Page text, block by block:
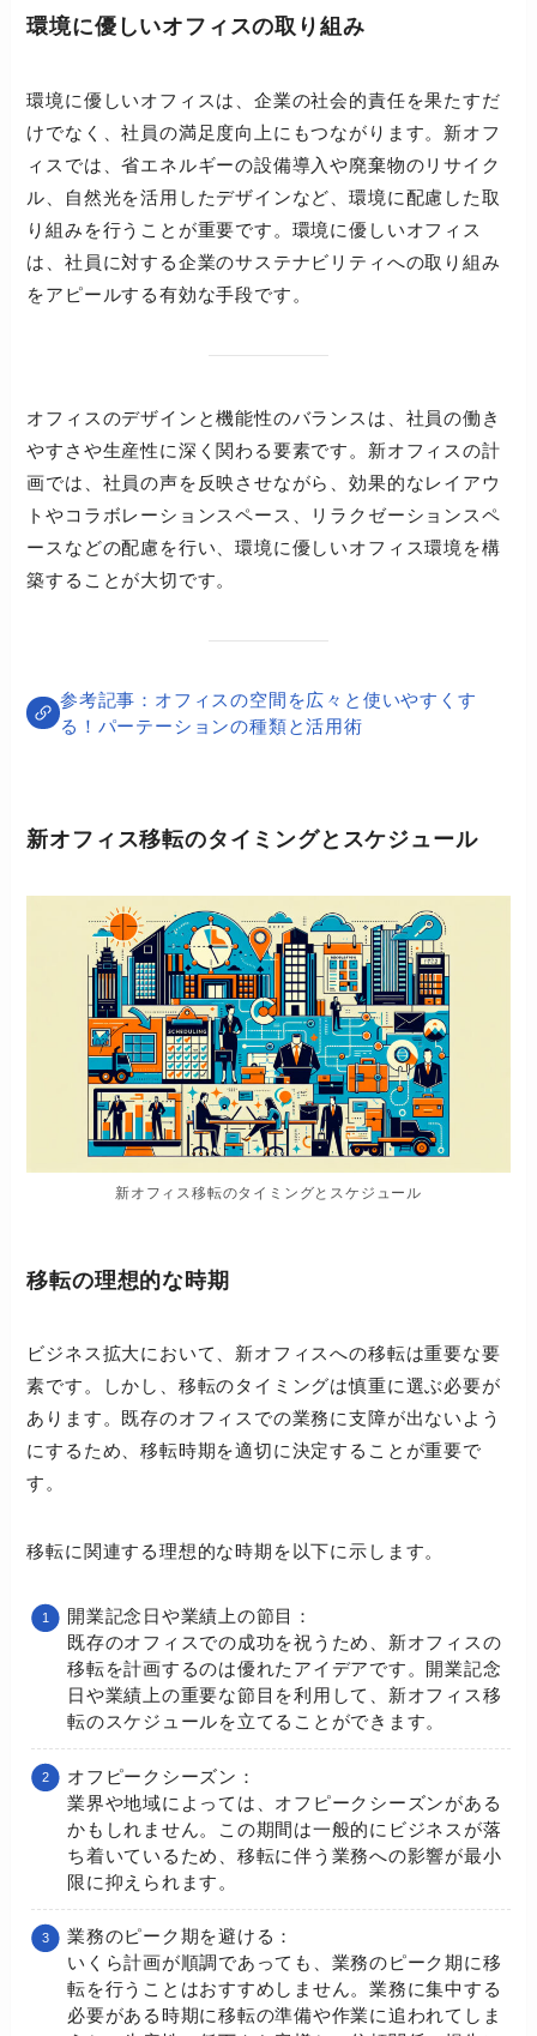
環境に優しいオフィスの取り組み
環境に優しいオフィスは、企業の社会的責任を果たすだ
けでなく、社員の満足度向上にもつながります。新オフ
ィスでは、省エネルギーの設備導入や廃棄物のリサイク
ル、自然光を活用したデザインなど、環境に配慮した取
り組みを行うことが重要です。環境に優しいオフィス
は、社員に対する企業のサステナビリティへの取り組み
をアピールする有効な手段です。
オフィスのデザインと機能性のバランスは、社員の働き
やすさや生産性に深く関わる要素です。新オフィスの計
画では、社員の声を反映させながら、効果的なレイアウ
トやコラボレーションスペース、リラクゼーションスペ
ースなどの配慮を行い、環境に優しいオフィス環境を構
築することが大切です。
オフィスの空間を広々と使いやすくす
る！パーテーションの種類と活用術
新オフィス移転のタイミングとスケジュール
新オフィス移転のタイミングとスケジュール
移転の理想的な時期
ビジネス拡大において、新オフィスへの移転は重要な要
素です。しかし、移転のタイミングは慎重に選ぶ必要が
あります。既存のオフィスでの業務に支障が出ないよう
にするため、移転時期を適切に決定することが重要で
す。
移転に関連する理想的な時期を以下に示します。
開業記念日や業績上の節目：
既存のオフィスでの成功を祝うため、新オフィスの
移転を計画するのは優れたアイデアです。開業記念
日や業績上の重要な節目を利用して、新オフィス移
転のスケジュールを立てることができます。
オフピークシーズン：
業界や地域によっては、オフピークシーズンがある
かもしれません。この期間は一般的にビジネスが落
ち着いているため、移転に伴う業務への影響が最小
限に抑えられます。
業務のピーク期を避ける：
いくら計画が順調であっても、業務のピーク期に移
転を行うことはおすすめしません。業務に集中する
必要がある時期に移転の準備や作業に追われてしま